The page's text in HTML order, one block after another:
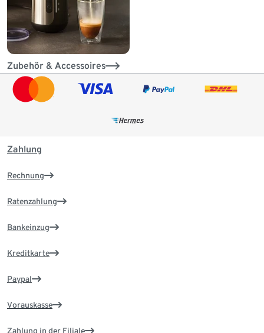
Zubehör & Accessoires
Zahlung
Rechnung
Ratenzahlung
Bankeinzug
Kreditkarte
Paypal
Vorauskasse
Zahlung in der Filiale